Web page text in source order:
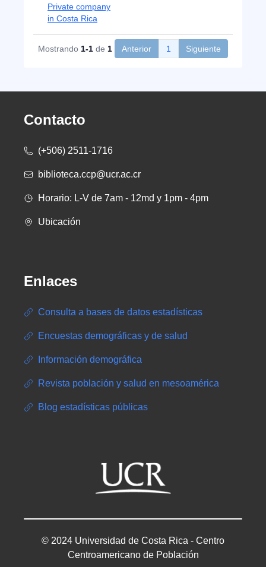
Private company
in Costa Rica
Mostrando 1-1 de 1 Anterior 1 Siguiente
Contacto
(+506) 2511-1716
biblioteca.ccp@ucr.ac.cr
Horario: L-V de 7am - 12md y 1pm - 4pm
Ubicación
Enlaces
Consulta a bases de datos estadísticas
Encuestas demográficas y de salud
Información demográfica
Revista población y salud en mesoamérica
Blog estadísticas públicas
© 2024 Universidad de Costa Rica - Centro
Centroamericano de Población